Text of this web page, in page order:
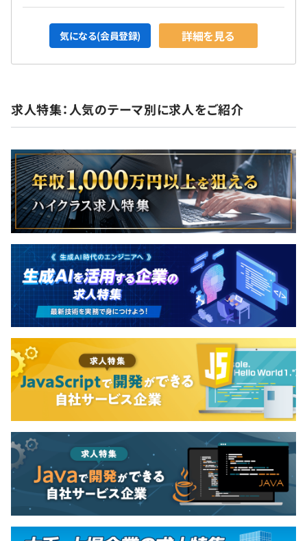
気になる(会員登録) 詳細を見る
求人特集：人気のテーマ別に求人をご紹介